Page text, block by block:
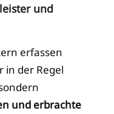
und
erfassen
in der Regel
und erbrachte